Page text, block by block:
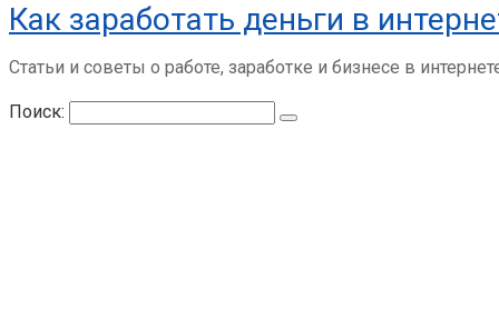
Как заработать деньги в
Статьи и советы о работе, заработке и бизнесе в
Поиск: